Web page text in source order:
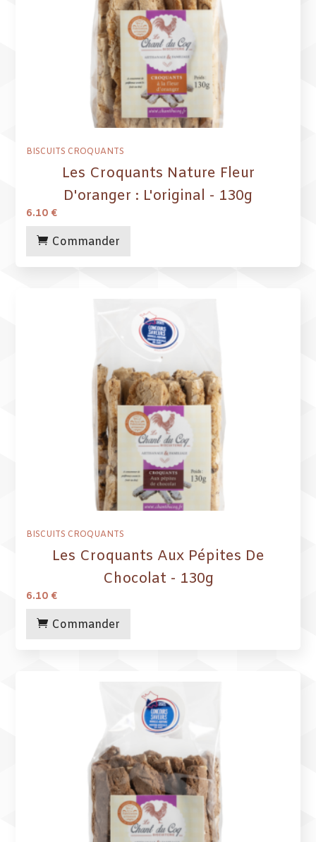
BISCUITS CROQUANTS
Les Croquants Nature Fleur
D'oranger : L'original - 130g
6.10 €
Commander
BISCUITS CROQUANTS
Les Croquants Aux Pépites De
Chocolat - 130g
6.10 €
Commander